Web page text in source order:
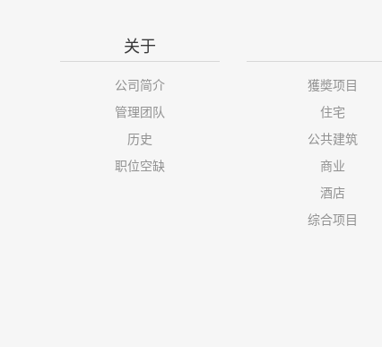
关于
公司简介
管理团队
历史
职位空缺
獲奬项目
住宅
公共建筑
商业
酒店
综合项目